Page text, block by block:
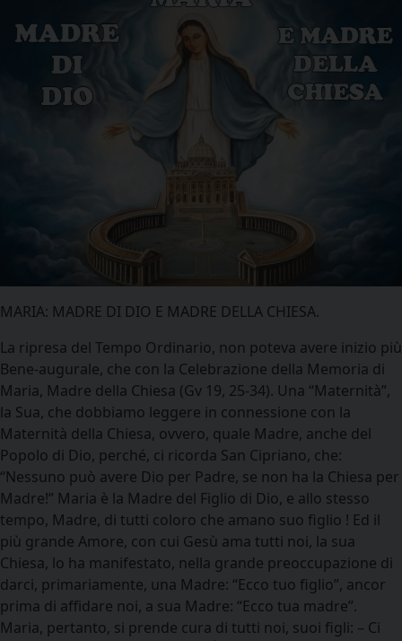
MARIA: MADRE DI DIO E MADRE DELLA CHIESA.
La ripresa del Tempo Ordinario, non poteva avere inizio più
Bene-augurale, che con la Celebrazione della Memoria di
Maria, Madre della Chiesa (Gv 19, 25-34). Una “Maternità”,
la Sua, che dobbiamo leggere in connessione con la
Maternità della Chiesa, ovvero, quale Madre, anche del
Popolo di Dio, perché, ci ricorda San Cipriano, che:
“Nessuno può avere Dio per Padre, se non ha la Chiesa per
Madre!” Maria è la Madre del Figlio di Dio, e allo stesso
tempo, Madre, di tutti coloro che amano suo figlio ! Ed il
più grande Amore, con cui Gesù ama tutti noi, la sua
Chiesa, lo ha manifestato, nella grande preoccupazione di
darci, primariamente, una Madre: “Ecco tuo figlio”, ancor
prima di affidare noi, a sua Madre: “Ecco tua madre”.
Maria, pertanto, si prende cura di tutti noi, suoi figli: – Ci